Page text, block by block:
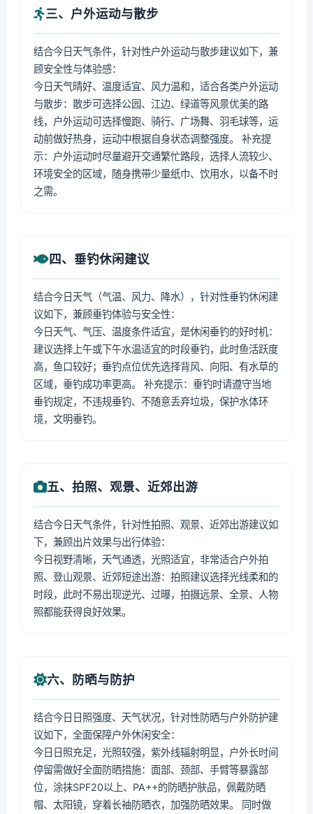
三、户外运动与散步
结合今日天气条件，针对性户外运动与散步建议如下，兼
顾安全性与体验感：
今日天气晴好、温度适宜、风力温和，适合各类户外运动
与散步：散步可选择公园、江边、绿道等风景优美的路
线，户外运动可选择慢跑、骑行、广场舞、羽毛球等，运
动前做好热身，运动中根据自身状态调整强度。 补充提
示：户外运动时尽量避开交通繁忙路段，选择人流较少、
环境安全的区域，随身携带少量纸巾、饮用水，以备不时
之需。
四、垂钓休闲建议
结合今日天气（气温、风力、降水），针对性垂钓休闲建
议如下，兼顾垂钓体验与安全性：
今日天气、气压、温度条件适宜，是休闲垂钓的好时机：
建议选择上午或下午水温适宜的时段垂钓，此时鱼活跃度
高，鱼口较好；垂钓点位优先选择背风、向阳、有水草的
区域，垂钓成功率更高。 补充提示：垂钓时请遵守当地
垂钓规定，不违规垂钓、不随意丢弃垃圾，保护水体环
境，文明垂钓。
五、拍照、观景、近郊出游
结合今日天气条件，针对性拍照、观景、近郊出游建议如
下，兼顾出片效果与出行体验：
今日视野清晰，天气通透，光照适宜，非常适合户外拍
照、登山观景、近郊短途出游：拍照建议选择光线柔和的
时段，此时不易出现逆光、过曝，拍摄远景、全景、人物
照都能获得良好效果。
六、防晒与防护
结合今日日照强度、天气状况，针对性防晒与户外防护建
议如下，全面保障户外休闲安全：
今日日照充足，光照较强，紫外线辐射明显，户外长时间
停留需做好全面防晒措施：面部、颈部、手臂等暴露部
位，涂抹SPF20以上、PA++的防晒护肤品，佩戴防晒
帽、太阳镜，穿着长袖防晒衣，加强防晒效果。 同时做